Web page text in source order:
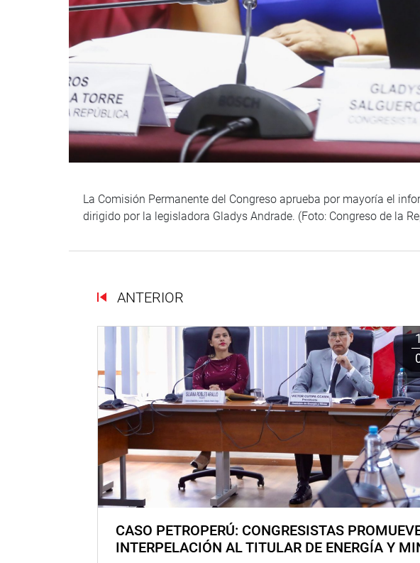
La Comisión Permanente del Congreso aprueba por mayoría el
dirigido por la legisladora Gladys Andrade. (Foto: Congreso de la
ANTERIOR
CASO PETROPERÚ: CONGRESISTAS
INTERPELACIÓN AL TITULAR DE ENERGÍA Y